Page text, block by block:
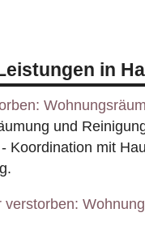
in
und
Koordination mit
verstorben: